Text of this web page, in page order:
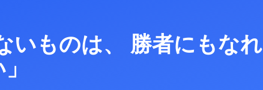
いものは、 勝者にもなれ